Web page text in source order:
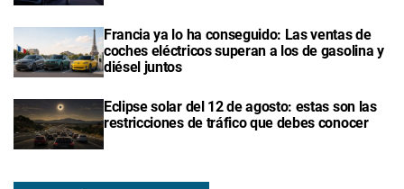
Francia ya lo ha conseguido: Las ventas de
coches eléctricos superan a los de gasolina y
diésel juntos
Eclipse solar del 12 de agosto: estas son las
restricciones de tráfico que debes conocer